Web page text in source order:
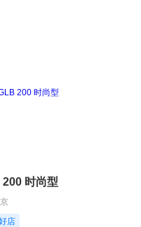
时尚型
店